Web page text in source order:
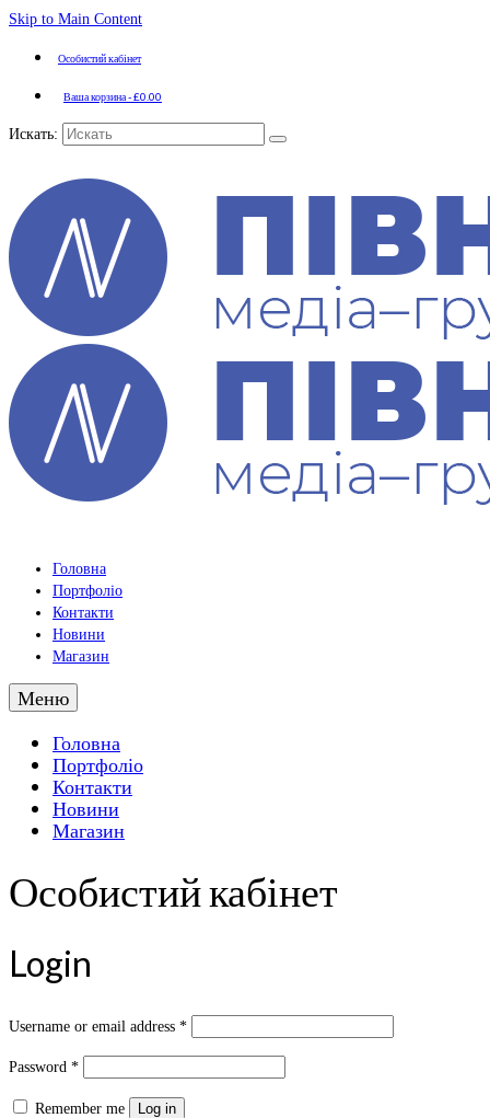
Skip to Main Content
Особистий кабінет
Ваша корзина-£0.00
Искать:
Головна
Портфоліо
Контакти
Новини
Магазин
Меню
Головна
Портфоліо
Контакти
Новини
Магазин
Особистий кабінет
Login
Username or email address *
Password *
Remember me Log in